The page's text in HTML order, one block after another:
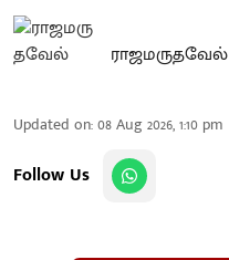
ராஜமருதவேல்
Updated on:08 Aug 2026, 1:10 pm
Follow Us